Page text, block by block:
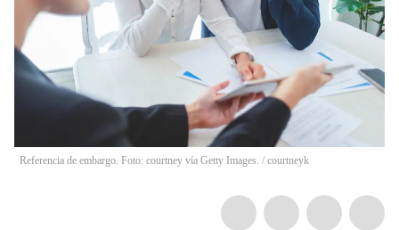
Referencia de embargo. Foto: courtney vía Getty Images. / courtneyk